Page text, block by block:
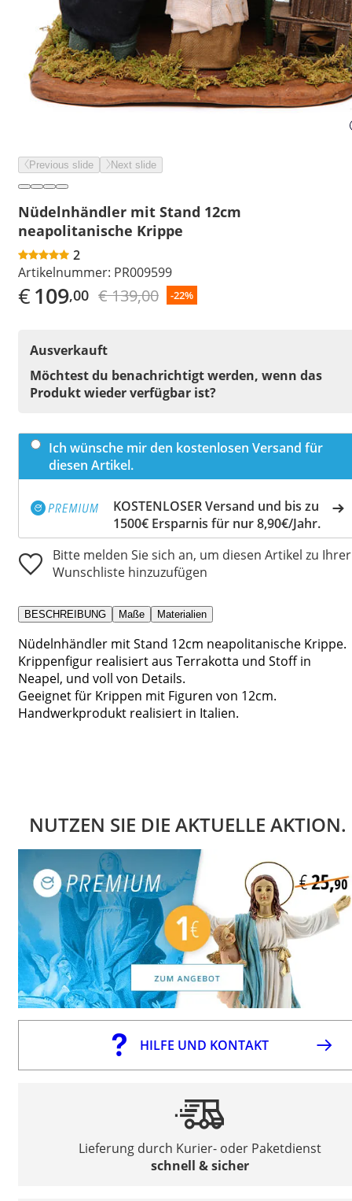
Previous slide Next slide
Nüdelnhändler mit Stand 12cm
neapolitanische Krippe
2
Artikelnummer: PR009599
€109,00 € 139,00 -22%
Ausverkauft
Möchtest du benachrichtigt werden, wenn das
Produkt wieder verfügbar ist?
Ich wünsche mir den kostenlosen Versand für
diesen Artikel.
KOSTENLOSER Versand und bis zu
1500€ Ersparnis für nur 8,90€/Jahr.
Bitte melden Sie sich an, um diesen Artikel zu Ihrer
Wunschliste hinzuzufügen
BESCHREIBUNG Maße Materialien
Nüdelnhändler mit Stand 12cm neapolitanische Krippe.
Krippenfigur realisiert aus Terrakotta und Stoff in
Neapel, und voll von Details.
Geeignet für Krippen mit Figuren von 12cm.
Handwerkprodukt realisiert in Italien.
NUTZEN SIE DIE AKTUELLE AKTION.
HILFE UND KONTAKT
Lieferung durch Kurier- oder Paketdienst
schnell & sicher